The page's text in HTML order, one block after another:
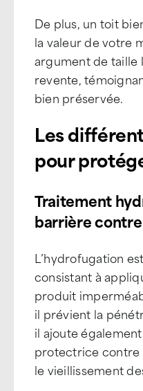
De plus, un toit
la valeur de votre
argument de taille
revente,
bien préservée.
Les
pour
Traitement
barrière contre
L’hydrofugation
consistant à
produit
il prévient la
il ajoute
protectrice contre
le vieillissement